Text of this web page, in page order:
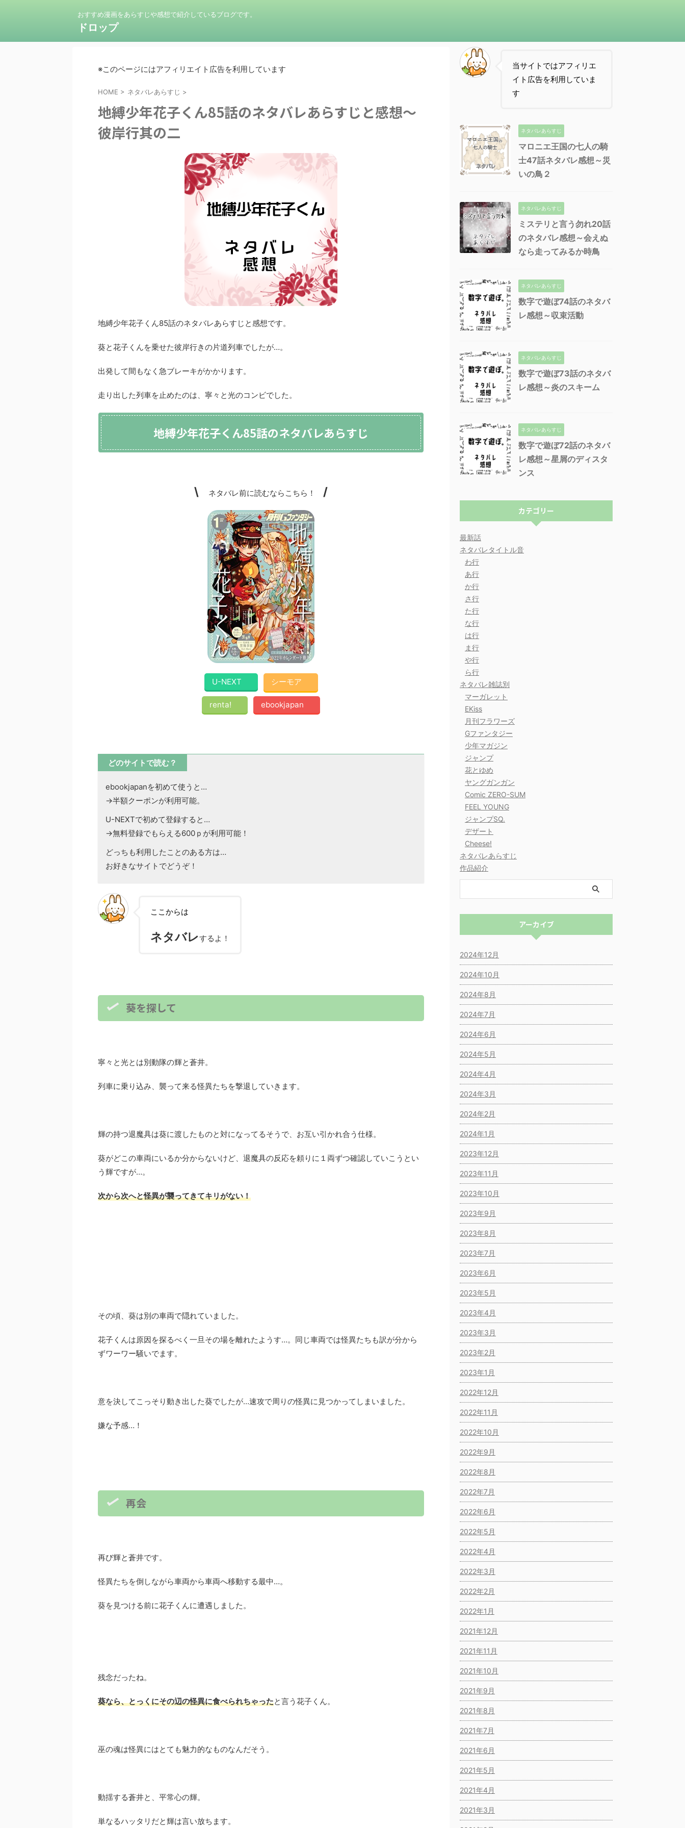
おすすめ漫画をあらすじや感想で紹介しているブログです。
ドロップ
※このページにはアフィリエイト広告を利用しています
HOME > ネタバレあらすじ >
地縛少年花子くん85話のネタバレあらすじと感想～
彼岸行其の二
地縛少年花子くん85話のネタバレあらすじと感想です。
葵と花子くんを乗せた彼岸行きの片道列車でしたが…。
出発して間もなく急ブレーキがかかります。
走り出した列車を止めたのは、寧々と光のコンビでした。
地縛少年花子くん85話のネタバレあらすじ
\ ネタバレ前に読むならこちら！ /
U-NEXT シーモア
renta! ebookjapan
どのサイトで読む？
ebookjapanを初めて使うと…
→半額クーポンが利用可能。
U-NEXTで初めて登録すると…
→無料登録でもらえる600ｐが利用可能！
どっちも利用したことのある方は…
お好きなサイトでどうぞ！
ここからは
ネタバレするよ！
葵を探して
寧々と光とは別動隊の輝と蒼井。
列車に乗り込み、襲って来る怪異たちを撃退していきます。
輝の持つ退魔具は葵に渡したものと対になってるそうで、お互い引かれ合う仕様。
葵がどこの車両にいるか分からないけど、退魔具の反応を頼りに１両ずつ確認していこうとい
う輝ですが…。
次から次へと怪異が襲ってきてキリがない！
その頃、葵は別の車両で隠れていました。
花子くんは原因を探るべく一旦その場を離れたようす…。同じ車両では怪異たちも訳が分から
ずワーワー騒いでます。
意を決してこっそり動き出した葵でしたが…速攻で周りの怪異に見つかってしまいました。
嫌な予感…！
再会
再び輝と蒼井です。
怪異たちを倒しながら車両から車両へ移動する最中…。
葵を見つける前に花子くんに遭遇しました。
残念だったね。
葵なら、とっくにその辺の怪異に食べられちゃったと言う花子くん。
巫の魂は怪異にはとても魅力的なものなんだそう。
動揺する蒼井と、平常心の輝。
単なるハッタリだと輝は言い放ちます。
当サイトではアフィリエ
イト広告を利用していま
す
ネタバレあらすじ
マロニエ王国の七人の騎
士47話ネタバレ感想～災
いの鳥２
ネタバレあらすじ
ミステリと言う勿れ20話
のネタバレ感想～会えぬ
なら走ってみるか時鳥
ネタバレあらすじ
数字で遊ぼ74話のネタバ
レ感想～収束活動
ネタバレあらすじ
数字で遊ぼ73話のネタバ
レ感想～炎のスキーム
ネタバレあらすじ
数字で遊ぼ72話のネタバ
レ感想～星屑のディスタ
ンス
カテゴリー
最新話
ネタバレタイトル音
わ行
あ行
か行
さ行
た行
な行
は行
ま行
や行
ら行
ネタバレ雑誌別
マーガレット
EKiss
月刊フラワーズ
Gファンタジー
少年マガジン
ジャンプ
花とゆめ
ヤングガンガン
Comic ZERO-SUM
FEEL YOUNG
ジャンプSQ.
デザート
Cheese!
ネタバレあらすじ
作品紹介
アーカイブ
2024年12月
2024年10月
2024年8月
2024年7月
2024年6月
2024年5月
2024年4月
2024年3月
2024年2月
2024年1月
2023年12月
2023年11月
2023年10月
2023年9月
2023年8月
2023年7月
2023年6月
2023年5月
2023年4月
2023年3月
2023年2月
2023年1月
2022年12月
2022年11月
2022年10月
2022年9月
2022年8月
2022年7月
2022年6月
2022年5月
2022年4月
2022年3月
2022年2月
2022年1月
2021年12月
2021年11月
2021年10月
2021年9月
2021年8月
2021年7月
2021年6月
2021年5月
2021年4月
2021年3月